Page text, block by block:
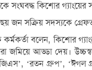
কিশোর গ্যাংয়ের
জন সক্রিয় সদস্যকে
বলেন, কিশোর
জমিয়ে আড্ডা দেয়।
‘রতন গ্রুপ’, ‘ঈগল